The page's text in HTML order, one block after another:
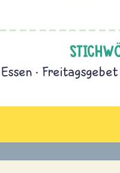
Essen Freitagsgebet